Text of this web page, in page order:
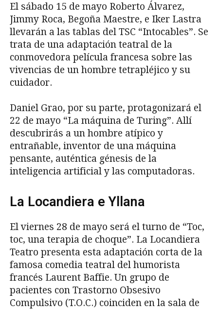
El sábado 15 de mayo Roberto Álvarez,
Jimmy Roca, Begoña Maestre, e Iker Lastra
llevarán a las tablas del TSC “Intocables”. Se
trata de una adaptación teatral de la
conmovedora película francesa sobre las
vivencias de un hombre tetrapléjico y su
cuidador.
Daniel Grao, por su parte, protagonizará el
22 de mayo “La máquina de Turing”. Allí
descubrirás a un hombre atípico y
entrañable, inventor de una máquina
pensante, auténtica génesis de la
inteligencia artificial y las computadoras.
La Locandiera e Yllana
El viernes 28 de mayo será el turno de “Toc,
toc, una terapia de choque”. La Locandiera
Teatro presenta esta adaptación corta de la
famosa comedia teatral del humorista
francés Laurent Baffie. Un grupo de
pacientes con Trastorno Obsesivo
Compulsivo (T.O.C.) coinciden en la sala de